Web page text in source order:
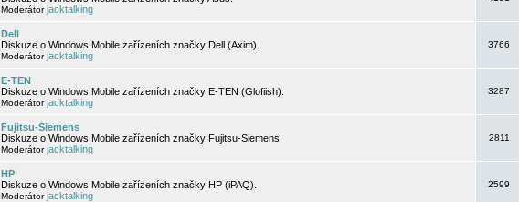
Moderátorjacktalking
Dell
Diskuze o Windows Mobile zařízeních značky Dell (Axim).
Moderátorjacktalking
3766
E-TEN
Diskuze o Windows Mobile zařízeních značky E-TEN (Glofiish).
Moderátorjacktalking
3287
Fujitsu-Siemens
Diskuze o Windows Mobile zařízeních značky Fujitsu-Siemens.
Moderátorjacktalking
2811
HP
Diskuze o Windows Mobile zařízeních značky HP (iPAQ).
Moderátorjacktalking
2599